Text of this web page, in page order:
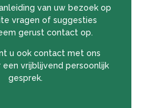
van uw bezoek op
vragen of suggesties
gerust contact op.
u ook contact met ons
vrijblijvend persoonlijk
gesprek.